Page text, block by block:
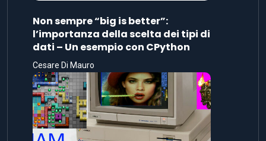
Non sempre “big is better”:
l’importanza della scelta dei tipi di
dati – Un esempio con CPython
Cesare Di Mauro